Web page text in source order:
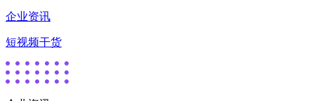
企业资讯
短视频干货